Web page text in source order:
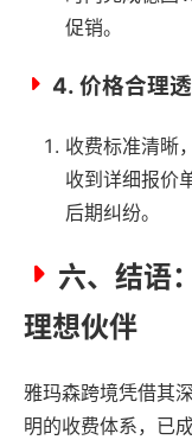
促销。
4. 价格合理
收费标准清晰
收到详细报价
后期纠纷。
六、结语
理想伙伴
雅玛森跨境凭借其
明的收费体系，已